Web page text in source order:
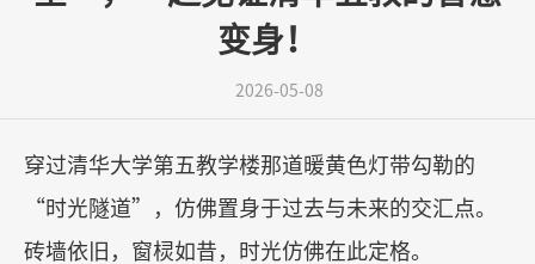
变身！
2026-05-08
穿过清华大学第五教学楼那道暖黄色灯带勾勒的
“时光隧道”
，仿佛置身于过去与未来的交汇点。
砖墙依旧，窗棂如昔，时光仿佛在此定格。